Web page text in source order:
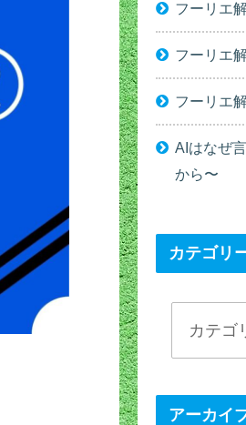
フーリエ
フーリエ
フーリエ
AIはなぜ
から〜
カテゴリ
アーカイ